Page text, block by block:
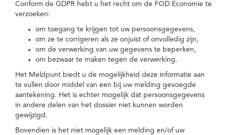
Conform de GDPR hebt u het recht om de FOD Economie te
verzoeken:
om toegang te krijgen tot uw persoonsgegevens,
om ze te corrigeren als ze onjuist of onvolledig zijn,
om de verwerking van uw gegevens te beperken,
om bezwaar te maken tegen de verwerking.
Het Meldpunt biedt u de mogelijkheid deze informatie aan
te vullen door middel van een bij uw melding gevoegde
aantekening. Het is echter mogelijk dat persoonsgegevens
in andere delen van het dossier niet kunnen worden
gewijzigd.
Bovendien is het niet mogelijk een melding en/of uw